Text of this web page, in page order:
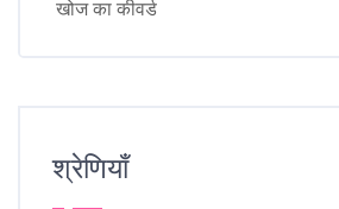
श्रेणियाँ